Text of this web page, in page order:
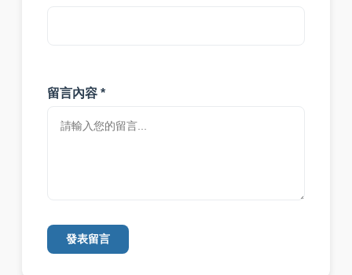
留言內容 *
發表留言